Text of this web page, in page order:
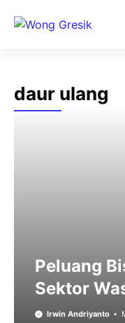
daur ulang
Peluang
Sektor
Irwin Andriyanto